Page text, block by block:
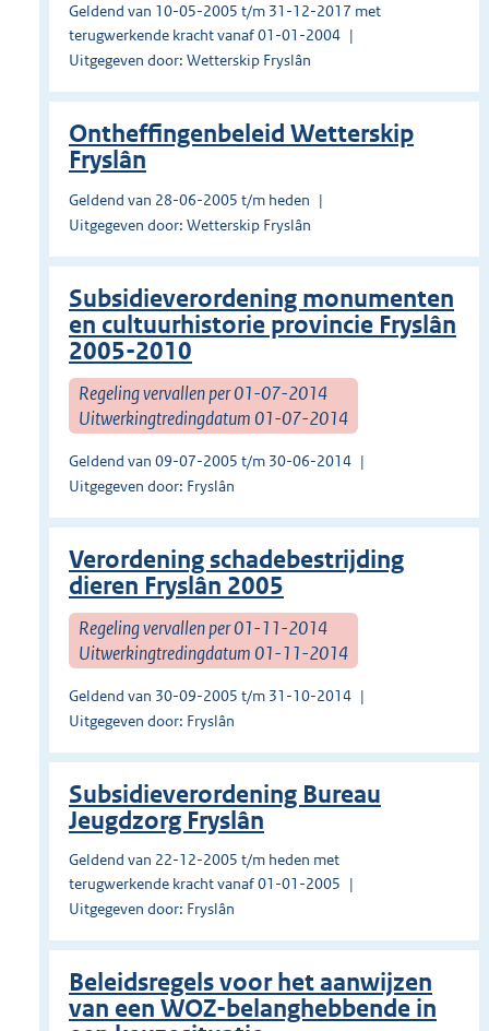
Geldend van 10-05-2005 t/m 31-12-2017 met
terugwerkende kracht vanaf 01-01-2004
Uitgegeven door: Wetterskip Fryslân
Ontheffingenbeleid Wetterskip
Fryslân
Geldend van 28-06-2005 t/m heden
Uitgegeven door: Wetterskip Fryslân
Subsidieverordening monumenten
en cultuurhistorie provincie Fryslân
2005-2010
Regeling vervallen per 01-07-2014
Uitwerkingtredingdatum 01-07-2014
Geldend van 09-07-2005 t/m 30-06-2014
Uitgegeven door: Fryslân
Verordening schadebestrijding
dieren Fryslân 2005
Regeling vervallen per 01-11-2014
Uitwerkingtredingdatum 01-11-2014
Geldend van 30-09-2005 t/m 31-10-2014
Uitgegeven door: Fryslân
Subsidieverordening Bureau
Jeugdzorg Fryslân
Geldend van 22-12-2005 t/m heden met
terugwerkende kracht vanaf 01-01-2005
Uitgegeven door: Fryslân
Beleidsregels voor het aanwijzen
van een WOZ-belanghebbende in